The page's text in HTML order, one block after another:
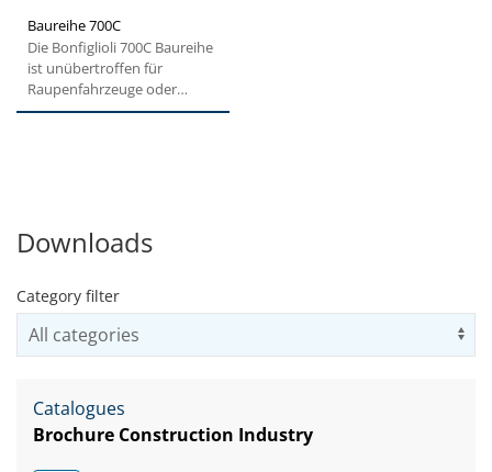
Baureihe 700C
Die Bonfiglioli 700C Baureihe
ist unübertroffen für
Raupenfahrzeuge oder
Fräsmaschinen. Dank des
Downloads
Category filter
Catalogues
Brochure Construction Industry